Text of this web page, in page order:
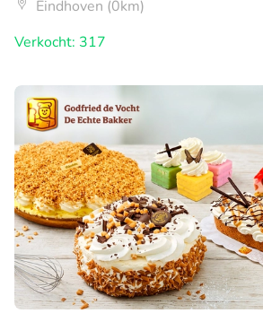
Eindhoven (0km)
Verkocht: 317